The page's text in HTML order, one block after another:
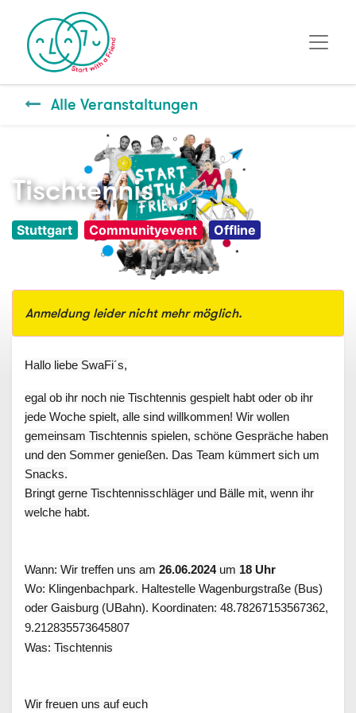
Alle Veranstaltungen
Tischtennis
Stuttgart Communityevent Offline
Anmeldung leider nicht mehr möglich.
Hallo liebe SwaFi´s,
egal ob ihr noch nie Tischtennis gespielt habt oder ob ihr
jede Woche spielt, alle sind willkommen! Wir wollen
gemeinsam Tischtennis spielen, schöne Gespräche haben
und den Sommer genießen. Das Team kümmert sich um
Snacks.
Bringt gerne Tischtennisschläger und Bälle mit, wenn ihr
welche habt.
Wann: Wir treffen uns am 26.06.2024 um 18 Uhr
Wo: Klingenbachpark. Haltestelle Wagenburgstraße (Bus)
oder Gaisburg (UBahn). Koordinaten: 48.78267153567362,
9.212835573645807
Was: Tischtennis
Wir freuen uns auf euch